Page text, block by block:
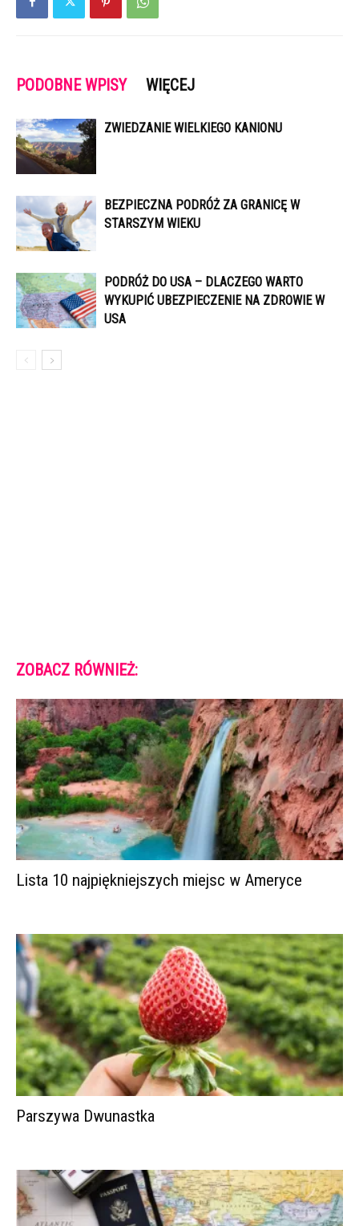
PODOBNE WPISY WIĘCEJ
ZWIEDZANIE WIELKIEGO KANIONU
BEZPIECZNA PODRÓŻ ZA GRANICĘ W
STARSZYM WIEKU
PODRÓŻ DO USA – DLACZEGO WARTO
WYKUPIĆ UBEZPIECZENIE NA ZDROWIE W
USA
ZOBACZ RÓWNIEŻ:
Lista 10 najpiękniejszych miejsc w Ameryce
Parszywa Dwunastka